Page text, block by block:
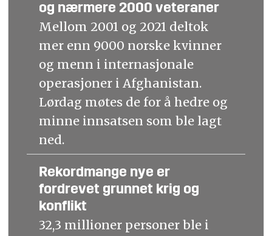
og nærmere 2000 veteraner
Mellom 2001 og 2021 deltok
mer enn 9000 norske kvinner
og menn i internasjonale
operasjoner i Afghanistan.
Lørdag møtes de for å hedre og
minne innsatsen som ble lagt
ned.
Rekordmange nye er
fordrevet grunnet krig og
konflikt
32,3 millioner personer ble i